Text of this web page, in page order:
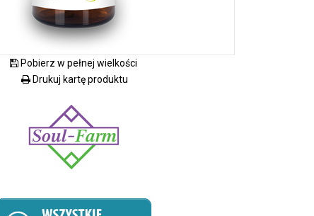
Pobierz w pełnej wielkości
Drukuj kartę produktu